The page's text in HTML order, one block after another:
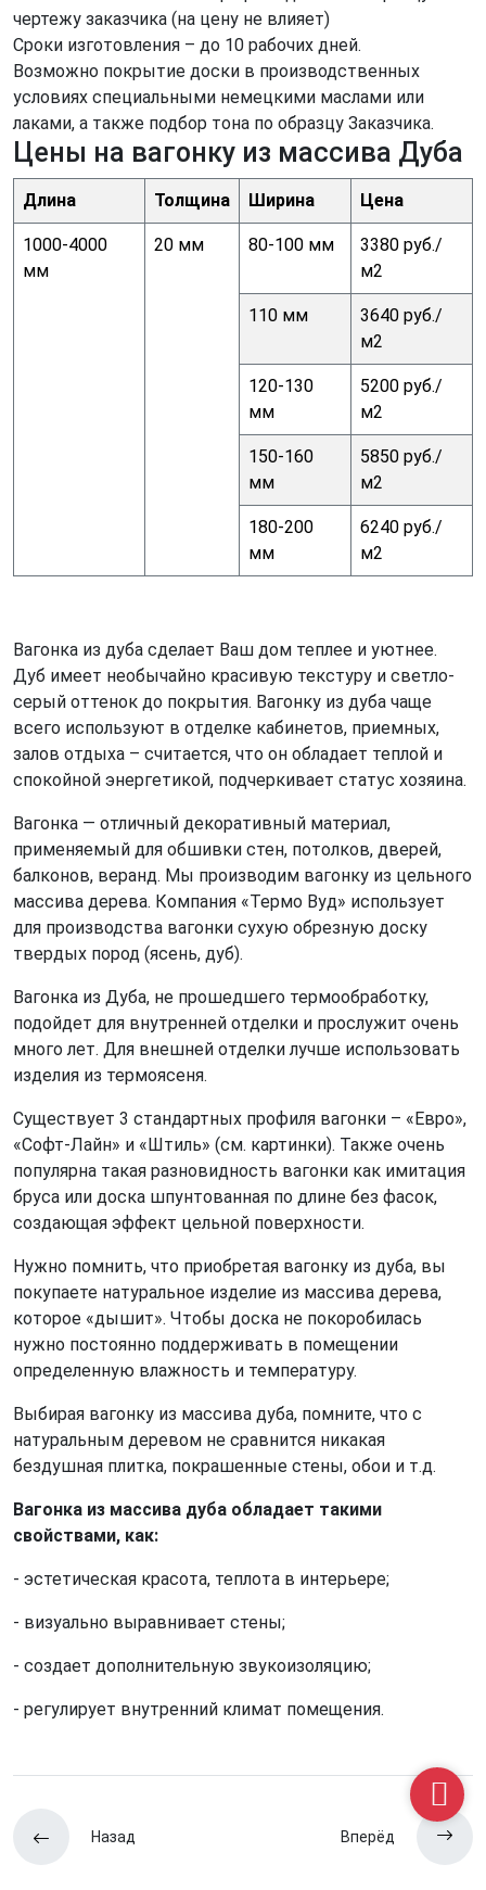
чертежу заказчика (на цену не влияет)
Сроки изготовления – до 10 рабочих дней.
Возможно покрытие доски в производственных
условиях специальными немецкими маслами или
лаками, а также подбор тона по образцу Заказчика.
Цены на вагонку из массива Дуба
Длина Толщина Ширина Цена
1000-4000
мм
20 мм 80-100 мм
3380 руб./
м2
110 мм
3640 руб./
м2
120-130
мм
5200 руб./
м2
150-160
мм
5850 руб./
м2
180-200
мм
6240 руб./
м2
Вагонка из дуба сделает Ваш дом теплее и уютнее.
Дуб имеет необычайно красивую текстуру и светло-
серый оттенок до покрытия. Вагонку из дуба чаще
всего используют в отделке кабинетов, приемных,
залов отдыха – считается, что он обладает теплой и
спокойной энергетикой, подчеркивает статус хозяина.
Вагонка — отличный декоративный материал,
применяемый для обшивки стен, потолков, дверей,
балконов, веранд. Мы производим вагонку из цельного
массива дерева. Компания «Термо Вуд» использует
для производства вагонки сухую обрезную доску
твердых пород (ясень, дуб).
Вагонка из Дуба, не прошедшего термообработку,
подойдет для внутренней отделки и прослужит очень
много лет. Для внешней отделки лучше использовать
изделия из термоясеня.
Существует 3 стандартных профиля вагонки – «Евро»,
«Софт-Лайн» и «Штиль» (см. картинки). Также очень
популярна такая разновидность вагонки как имитация
бруса или доска шпунтованная по длине без фасок,
создающая эффект цельной поверхности.
Нужно помнить, что приобретая вагонку из дуба, вы
покупаете натуральное изделие из массива дерева,
которое «дышит». Чтобы доска не покоробилась
нужно постоянно поддерживать в помещении
определенную влажность и температуру.
Выбирая вагонку из массива дуба, помните, что с
натуральным деревом не сравнится никакая
бездушная плитка, покрашенные стены, обои и т.д.
Вагонка из массива дуба обладает такими
свойствами, как:
- эстетическая красота, теплота в интерьере;
- визуально выравнивает стены;
- создает дополнительную звукоизоляцию;
- регулирует внутренний климат помещения.
Назад Вперёд